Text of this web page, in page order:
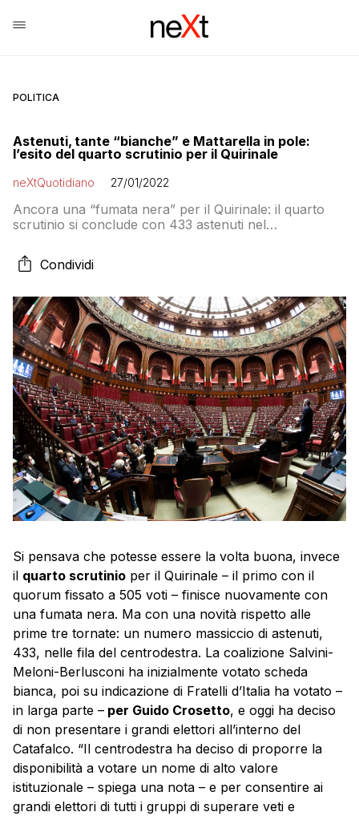
POLITICA
Astenuti, tante “bianche” e Mattarella in pole:
l’esito del quarto scrutinio per il Quirinale
neXtQuotidiano 27/01/2022
Ancora una “fumata nera” per il Quirinale: il quarto
scrutinio si conclude con 433 astenuti nel
votato
Condividi
Si pensava che potesse essere la volta buona, invece
il quarto scrutinio per il Quirinale – il primo con il
quorum fissato a 505 voti – finisce nuovamente con
una fumata nera. Ma con una novità rispetto alle
prime tre tornate: un numero massiccio di astenuti,
433, nelle fila del centrodestra. La coalizione Salvini-
Meloni-Berlusconi ha inizialmente votato scheda
bianca, poi su indicazione di Fratelli d’Italia ha votato –
in larga parte – per Guido Crosetto, e oggi ha deciso
di non presentare i grandi elettori all’interno del
Catafalco. “Il centrodestra ha deciso di proporre la
disponibilità a votare un nome di alto valore
istituzionale – spiega una nota – e per consentire ai
grandi elettori di tutti i gruppi di superare veti e